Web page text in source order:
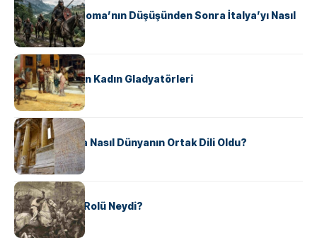
Ostrogotlar Roma’nın Düşüşünden Sonra İtalya’yı Nasıl
Ele Geçirdi?
KÜLTÜR
Antik Roma’nın Kadın Gladyatörleri
KÜLTÜR
Antik Yunanca Nasıl Dünyanın Ortak Dili Oldu?
KÜLTÜR
Valdensler’in Rolü Neydi?